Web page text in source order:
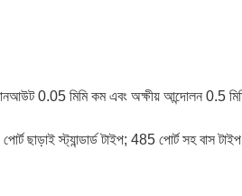
0.05 মিমি কম এবং অক্ষীয় আন্দোলন 0.5
স্ট্যান্ডার্ড টাইপ; 485 পোর্ট সহ বাস